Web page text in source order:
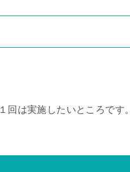
は実施したいところです。